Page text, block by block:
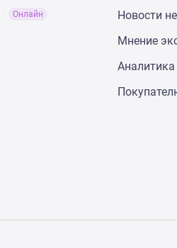
Онлайн
Новости
Мнение